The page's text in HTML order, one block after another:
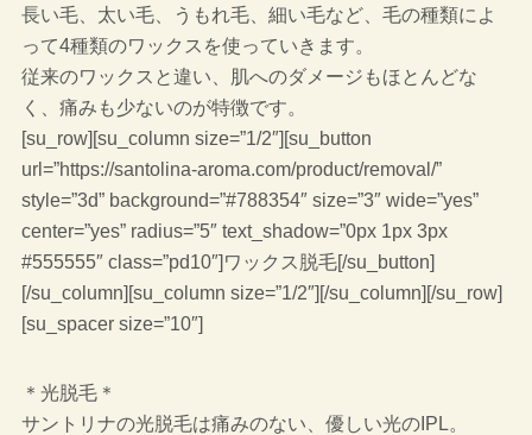
長い毛、太い毛、うもれ毛、細い毛など、毛の種類によ
って4種類のワックスを使っていきます。
従来のワックスと違い、肌へのダメージもほとんどな
く、痛みも少ないのが特徴です。
[su_row][su_column size=”1/2″][su_button
url=”https://santolina-aroma.com/product/removal/”
style=”3d” background=”#788354″ size=”3″ wide=”yes”
center=”yes” radius=”5″ text_shadow=”0px 1px 3px
#555555″ class=”pd10″]ワックス脱毛[/su_button]
[/su_column][su_column size=”1/2″][/su_column][/su_row]
[su_spacer size=”10″]
＊光脱毛＊
サントリナの光脱毛は痛みのない、優しい光のIPL。